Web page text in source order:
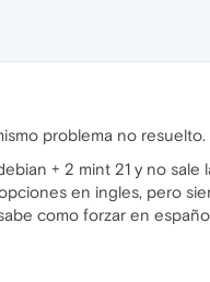
problema no resuelto.
+ 2 mint 21 y no
en ingles, pero
como forzar en